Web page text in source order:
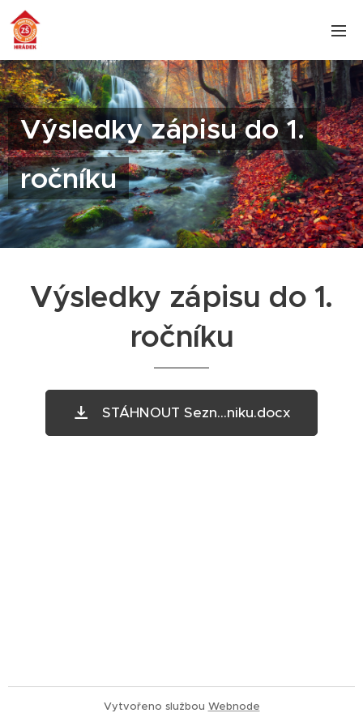
Výsledky zápisu do 1.
ročníku
Výsledky zápisu do 1.
ročníku
STÁHNOUT Sezn...niku.docx
Vytvořeno službou Webnode